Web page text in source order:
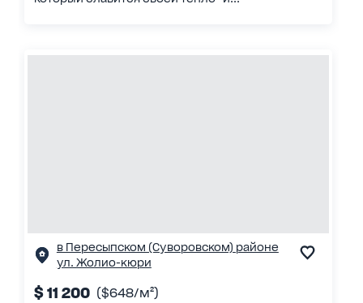
в Пересыпском (Суворовском) районе
ул. Жолио-кюри
$ 11 200 ($648/м²)